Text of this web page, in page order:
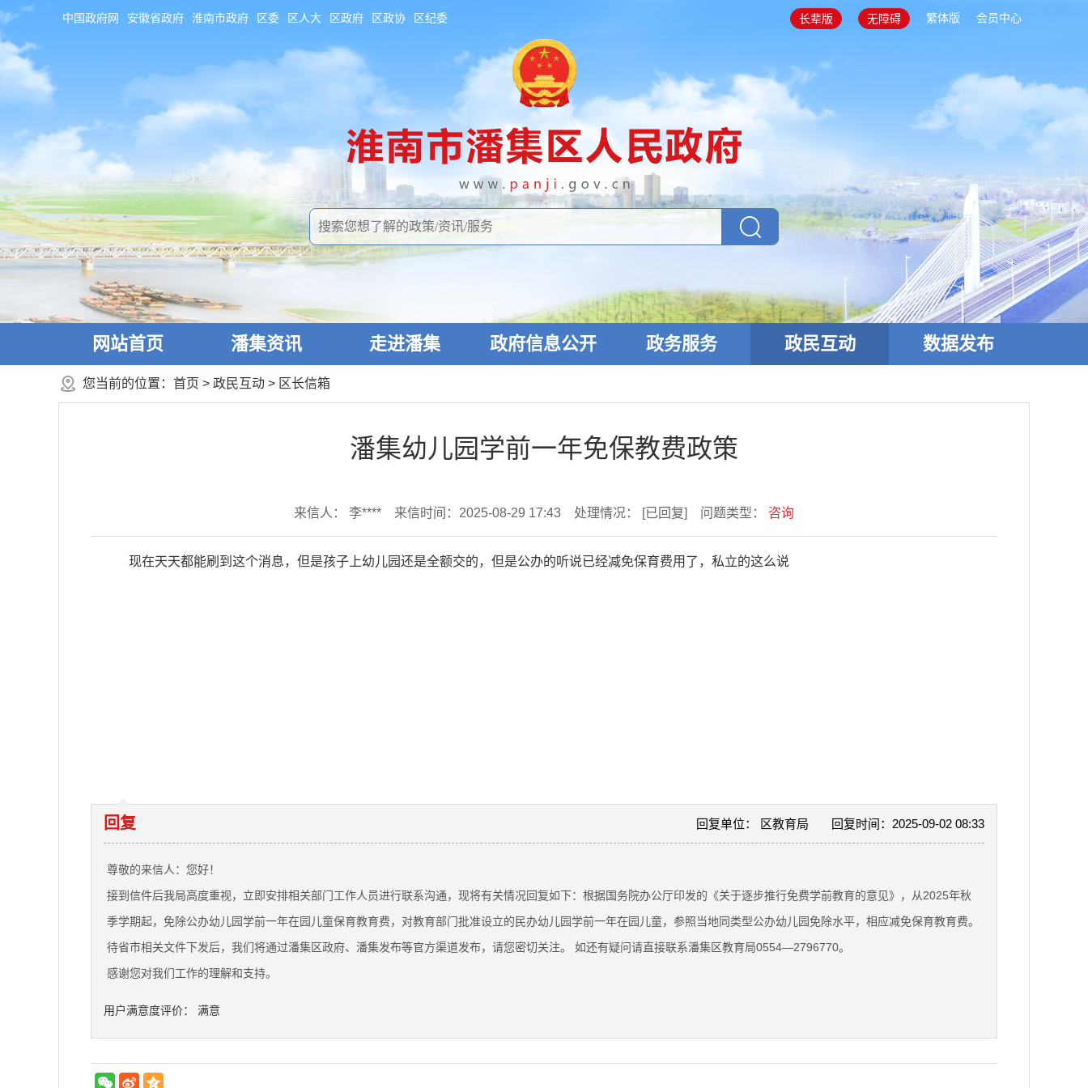
中国政府网 安徽省政府 淮南市政府 区委 区人大 区政府 区政协 区纪委 长辈版 无障碍 繁体版 会员中心
网站首页 潘集资讯 走进潘集 政府信息公开 政务服务 政民互动 数据发布
您当前的位置： 首页 > 政民互动 > 区长信箱
潘集幼儿园学前一年免保教费政策
来信人： 李**** 来信时间：2025-08-29 17:43 处理情况： [已回复] 问题类型： 咨询
现在天天都能刷到这个消息，但是孩子上幼儿园还是全额交的，但是公办的听说已经减免保育费用了，私立的这么说
回复 回复时间：2025-09-02 08:33
回复单位： 区教育局
尊敬的来信人：您好！
接到信件后我局高度重视，立即安排相关部门工作人员进行联系沟通，现将有关情况回复如下：根据国务院办公厅印发的《关于逐步推行免费学前教育的意见》，从2025年秋
季学期起，免除公办幼儿园学前一年在园儿童保育教育费，对教育部门批准设立的民办幼儿园学前一年在园儿童，参照当地同类型公办幼儿园免除水平，相应减免保育教育费。
待省市相关文件下发后，我们将通过潘集区政府、潘集发布等官方渠道发布，请您密切关注。 如还有疑问请直接联系潘集区教育局0554—2796770。
感谢您对我们工作的理解和支持。
用户满意度评价： 满意